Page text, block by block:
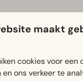
als het geen
maakt
cookies voor
ons verkeer te